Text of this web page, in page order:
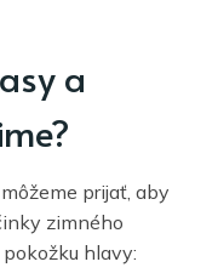
a
prijať, aby
zimného
hlavy: